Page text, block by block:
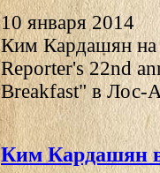
10 января 2014
Ким Кардашян
Reporter's 22nd
Breakfast" в Лос-
Ким Кардашян